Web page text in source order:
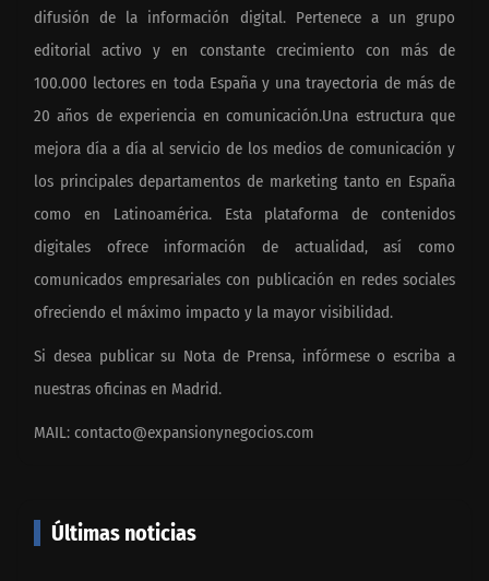
difusión de la información digital. Pertenece a un grupo
editorial activo y en constante crecimiento con más de
100.000 lectores en toda España y una trayectoria de más de
20 años de experiencia en comunicación.Una estructura que
mejora día a día al servicio de los medios de comunicación y
los principales departamentos de marketing tanto en España
como en Latinoamérica. Esta plataforma de contenidos
digitales ofrece información de actualidad, así como
comunicados empresariales con publicación en redes sociales
ofreciendo el máximo impacto y la mayor visibilidad.
Si desea publicar su Nota de Prensa, infórmese o escriba a
nuestras oficinas en Madrid.
MAIL: contacto@expansionynegocios.com
Últimas noticias